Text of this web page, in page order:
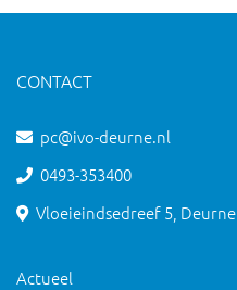
CONTACT
pc@ivo-deurne.nl
0493-353400
Vloeieindsedreef 5, Deurne
Actueel